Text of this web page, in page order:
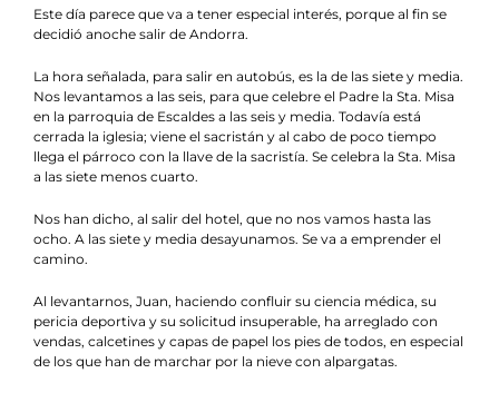
Este día parece que va a tener especial interés, porque al fin se
decidió anoche salir de Andorra.
La hora señalada, para salir en autobús, es la de las siete y media.
Nos levantamos a las seis, para que celebre el Padre la Sta. Misa
en la parroquia de Escaldes a las seis y media. Todavía está
cerrada la iglesia; viene el sacristán y al cabo de poco tiempo
llega el párroco con la llave de la sacristía. Se celebra la Sta. Misa
a las siete menos cuarto.
Nos han dicho, al salir del hotel, que no nos vamos hasta las
ocho. A las siete y media desayunamos. Se va a emprender el
camino.
Al levantarnos, Juan, haciendo confluir su ciencia médica, su
pericia deportiva y su solicitud insuperable, ha arreglado con
vendas, calcetines y capas de papel los pies de todos, en especial
de los que han de marchar por la nieve con alpargatas.